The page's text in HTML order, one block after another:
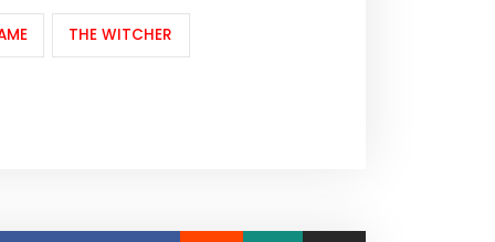
THE WITCHER